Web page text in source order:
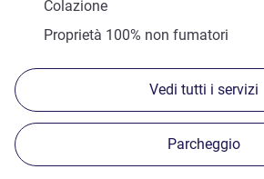
Colazione
Proprietà 100% non fumatori
Vedi tutti i servizi
Parcheggio